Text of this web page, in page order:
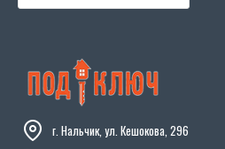
г. Нальчик, ул. Кешокова, 296